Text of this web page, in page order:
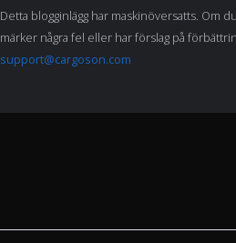
Detta blogginlägg har maskinöversatts. Om
märker några fel eller har förslag på
support@cargoson.com